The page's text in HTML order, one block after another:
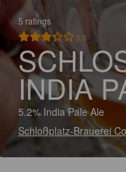
5 ratings
3.3
NDIA
5.2% India Pale Ale
Schloßplatz-Brauerei